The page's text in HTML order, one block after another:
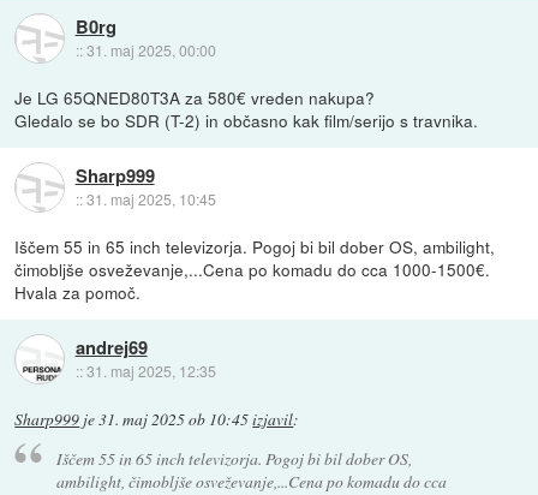
B0rg
::31. maj 2025, 00:00
Je LG 65QNED80T3A za 580€ vreden nakupa?
Gledalo se bo SDR (T-2) in občasno kak film/serijo s travnika.
Sharp999
::31. maj 2025, 10:45
Iščem 55 in 65 inch televizorja. Pogoj bi bil dober OS, ambilight,
čimobljše osveževanje,...Cena po komadu do cca 1000-1500€.
Hvala za pomoč.
andrej69
::31. maj 2025, 12:35
Sharp999 je31. maj 2025 ob 10:45izjavil:
Iščem 55 in 65 inch televizorja. Pogoj bi bil dober OS,
ambilight, čimobljše osveževanje,...Cena po komadu do cca